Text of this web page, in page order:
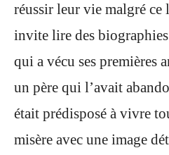
réussir leur vie malgré ce
invite lire des
qui a vécu ses premières
un père qui l’avait
était prédisposé à vivre
misère avec une image